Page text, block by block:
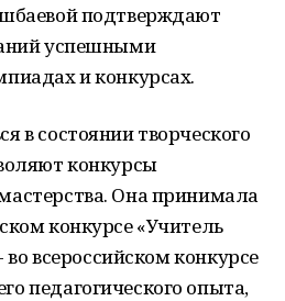
подтверждают
успешными
и конкурсах.
в состоянии творческого
конкурсы
Она принимала
конкурсе «Учитель
во всероссийском конкурсе
педагогического опыта,